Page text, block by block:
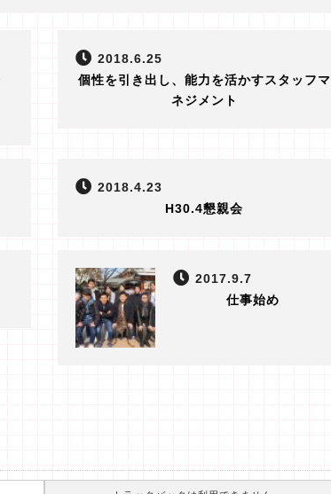
2018.6.25
個性を引き出し、能力を活かすスタッフマ
ネジメント
2018.4.23
H30.4懇親会
2017.9.7
仕事始め